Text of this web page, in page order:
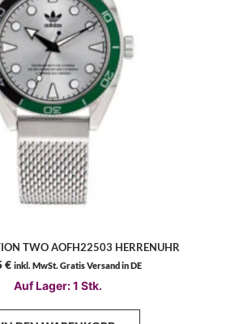
TWO AOFH22503 HERRENUHR
€ inkl. MwSt. Gratis Versand in DE
Auf Lager: 1 Stk.